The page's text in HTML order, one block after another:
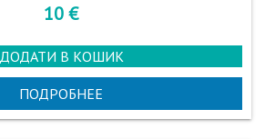
10€
ДОДАТИ В КОШИК
ПОДРОБНЕЕ